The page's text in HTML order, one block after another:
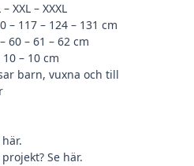
XXL – XXXL
– 117 – 124 – 131 cm
60 – 61 – 62 cm
– 10 cm
barn, vuxna och till
.
Se här.